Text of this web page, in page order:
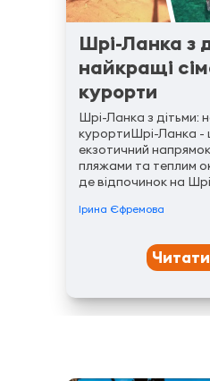
Шрі-Ланка з
найкращі
курорти
Шрі-Ланка з дітьми:
курортиШрі-Ланка -
екзотичний напрямок
пляжами та теплим
де відпочинок на
для всієї родини.
автентичності,...
Ірина Єфремова